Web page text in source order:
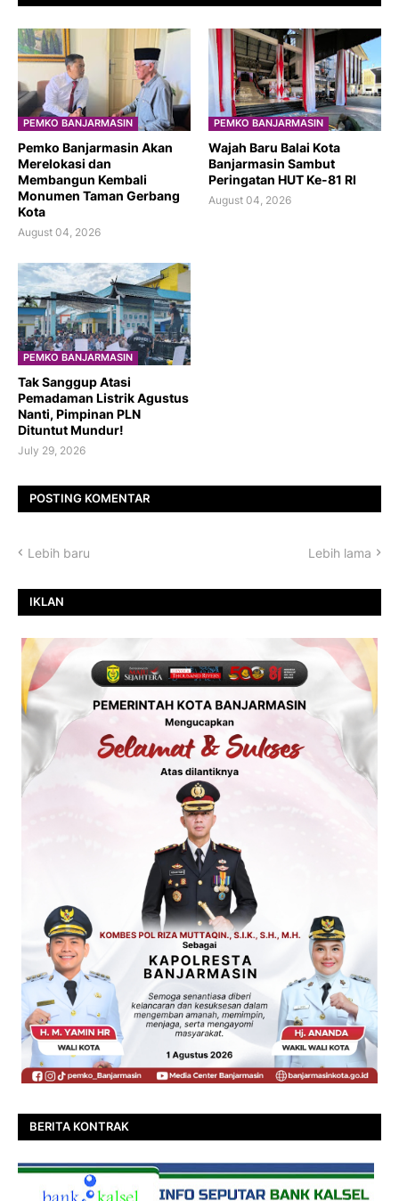
PEMKO BANJARMASIN
Pemko Banjarmasin Akan
Merelokasi dan
Membangun Kembali
Monumen Taman Gerbang
Kota
August 04, 2026
PEMKO BANJARMASIN
​Wajah Baru Balai Kota
Banjarmasin Sambut
Peringatan HUT Ke-81 RI
August 04, 2026
PEMKO BANJARMASIN
Tak Sanggup Atasi
Pemadaman Listrik Agustus
Nanti, Pimpinan PLN
Dituntut Mundur!
July 29, 2026
POSTING KOMENTAR
Lebih baru Lebih lama
IKLAN
BERITA KONTRAK